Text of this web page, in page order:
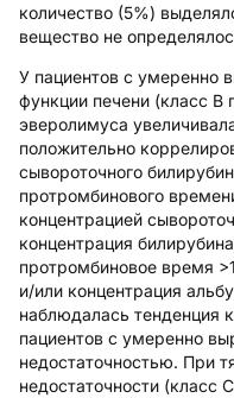
количество (5%)
вещество не
У пациентов с
функции печени (класс
эверолимуса
положительно
сывороточного
протромбинового
концентрацией
концентрация
протромбиновое время
и/или концентрация
наблюдалась тенденция
пациентов с умеренно
недостаточностью. При
недостаточности